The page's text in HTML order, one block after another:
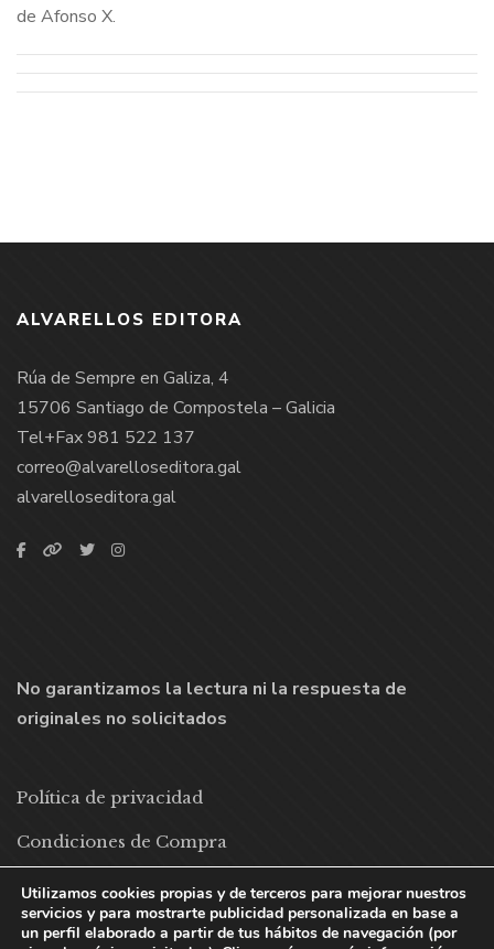
de Afonso X.
ALVARELLOS EDITORA
Rúa de Sempre en Galiza, 4
15706 Santiago de Compostela – Galicia
Tel+Fax 981 522 137
correo@alvarelloseditora.gal
alvarelloseditora.gal
No garantizamos la lectura ni la respuesta de
originales no solicitados
Política de privacidad
Condiciones de Compra
Política de cookies
Utilizamos cookies propias y de terceros para mejorar nuestros
servicios y para mostrarte publicidad personalizada en base a
un perfil elaborado a partir de tus hábitos de navegación (por